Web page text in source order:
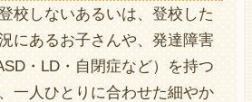
校しないあるいは、登校した
にあるお子さんや、発達障害
・LD・自閉症など）を持つ
一人ひとりに合わせた細やか